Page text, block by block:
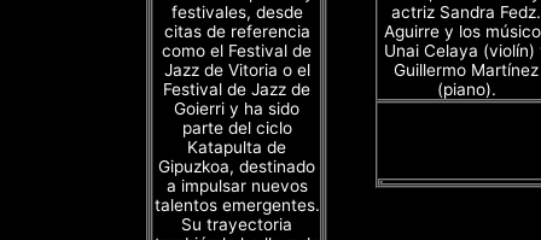
festivales, desde
citas de referencia
como el Festival de
Jazz de Vitoria o el
Festival de Jazz de
Goierri y ha sido
parte del ciclo
Katapulta de
Gipuzkoa, destinado
a impulsar nuevos
talentos emergentes.
Su trayectoria
actriz Sandra Fedz.
Aguirre y los
Unai Celaya (violín)
Guillermo Martínez
(piano).